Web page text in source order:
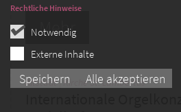
Notwendig
Externe Inhalte
Speichern Alle akzeptieren
Rechtliche Hinweise
Mehr
Altstadt | Kirche St. Lambertus: